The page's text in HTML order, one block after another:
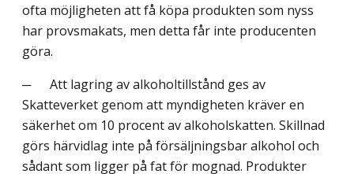
ofta möjligheten att få köpa produkten som nyss
har provsmakats, men detta får inte producenten
göra.
─ Att lagring av alkoholtillstånd ges av
Skatteverket genom att myndigheten kräver en
säkerhet om 10 procent av alkoholskatten. Skillnad
görs härvidlag inte på försäljningsbar alkohol och
sådant som ligger på fat för mognad. Produkter